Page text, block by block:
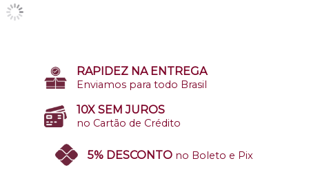
RAPIDEZ NA ENTREGA
Enviamos para todo Brasil
10X SEM JUROS
no Cartão de Crédito
5% DESCONTO no Boleto e Pix